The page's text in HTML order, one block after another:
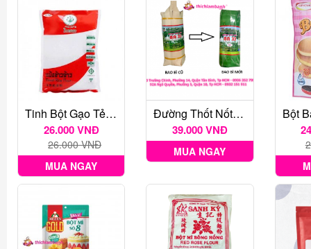
Tinh Bột Gạo Tẻ Thái Lan 400gr
26.000 VNĐ
26.000 VNĐ
MUA NGAY
Đường Thốt Nốt Ba Xi Gói Lá 500g
39.000 VNĐ
MUA NGAY